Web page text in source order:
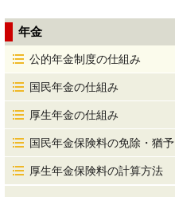
年金
公的年金制度の仕組み
国民年金の仕組み
厚生年金の仕組み
国民年金保険料の免除・猶予
厚生年金保険料の計算方法